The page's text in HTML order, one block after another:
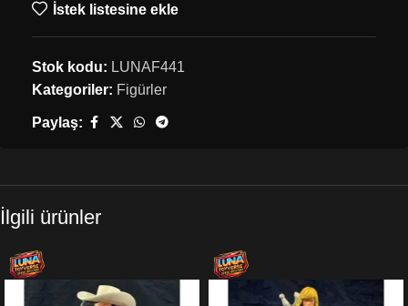
İstek listesine ekle
Stok kodu: LUNAF441
Kategoriler: Figürler
Paylaş:
İlgili ürünler